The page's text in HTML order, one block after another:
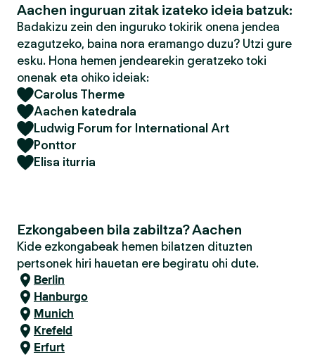
Aachen inguruan zitak izateko ideia batzuk:
Badakizu zein den inguruko tokirik onena jendea
ezagutzeko, baina nora eramango duzu? Utzi gure
esku. Hona hemen jendearekin geratzeko toki
onenak eta ohiko ideiak:
Carolus Therme
Aachen katedrala
Ludwig Forum for International Art
Ponttor
Elisa iturria
Ezkongabeen bila zabiltza? Aachen
Kide ezkongabeak hemen bilatzen dituzten
pertsonek hiri hauetan ere begiratu ohi dute.
Berlin
Hanburgo
Munich
Krefeld
Erfurt